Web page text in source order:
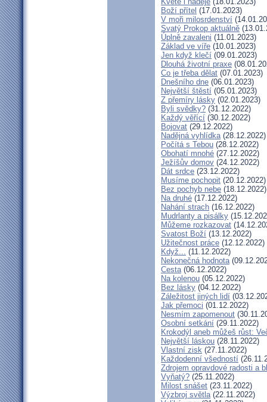
Boží přítel (17.01.2023)
V moři milosrdenství
Svatý Prokop aktuálně
Úplně zavaleni (11.01.2023)
Základ ve víře (10.01.2023)
Jen když klečí (09.01.2023)
Dlouhá životní praxe
Co je třeba dělat (07.01.2023)
Dnešního dne (06.01.2023)
Největší štěstí (05.01.2023)
Z přemíry lásky (02.01.2023)
Byli svědky? (31.12.2022)
Každý věřící (30.12.2022)
Bojovat (29.12.2022)
Nadějná vyhlídka(28.12.2022)
Počítá s Tebou (28.12.2022)
Obohatí mnohé (27.12.2022)
Ježíšův domov (24.12.2022)
Dát srdce (23.12.2022)
Musíme pochopit (20.12.2022)
Bez pochyb nebe (18.12.2022)
Na druhé (17.12.2022)
Nahání strach (16.12.2022)
Mudrlanty a pisálky
Můžeme rozkazovat
Svatost Boží (13.12.2022)
Užitečnost práce (12.12.2022)
Když... (11.12.2022)
Nekonečná hodnota
Cesta(06.12.2022)
Na kolenou (05.12.2022)
Bez lásky (04.12.2022)
Záležitost jiných lidí
Jak přemoci (01.12.2022)
Nesmím zapomenout
Osobní setkání (29.11.2022)
Krokodýl aneb můžeš růst:
Největší láskou (28.11.2022)
Vlastní zisk (27.11.2022)
Každodenní všedností
Zdrojem opravdové radosti a
Vyňatý? (25.11.2022)
Milost snášet (23.11.2022)
Výzbroj světla(22.11.2022)